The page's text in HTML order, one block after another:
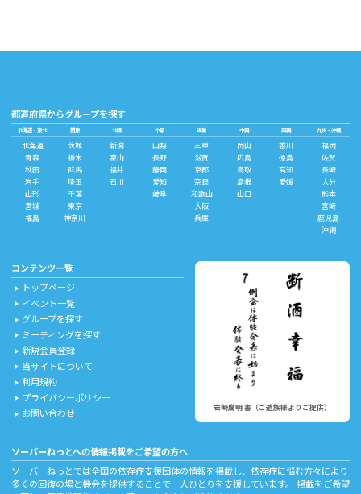
都道府県からグループを探す
北海道・東北
北海道
青森
秋田
岩手
山形
宮城
福島
関東
茨城
栃木
群馬
埼玉
千葉
東京
神奈川
北陸
新潟
富山
福井
石川
中部
山梨
長野
静岡
愛知
岐阜
近畿
三重
滋賀
京都
奈良
和歌山
大阪
兵庫
中国
岡山
広島
鳥取
島根
山口
四国
香川
徳島
高知
愛媛
九州・沖縄
福岡
佐賀
長崎
大分
熊本
宮崎
鹿児島
沖縄
コンテンツ一覧
play_arrow トップページ
play_arrow イベント一覧
play_arrow グループを探す
play_arrow ミーティングを探す
play_arrow 新規会員登録
play_arrow 当サイトについて
play_arrow 利用規約
play_arrow プライバシーポリシー
play_arrow お問い合わせ 岩崎廣明 書（ご遺族様よりご提供）
ソーバーねっとへの情報掲載をご希望の方へ
ソーバーねっとでは全国の依存症支援団体の情報を掲載し、依存症に悩む方々により
多くの回復の場と機会を提供することで一人ひとりを支援しています。 掲載をご希望